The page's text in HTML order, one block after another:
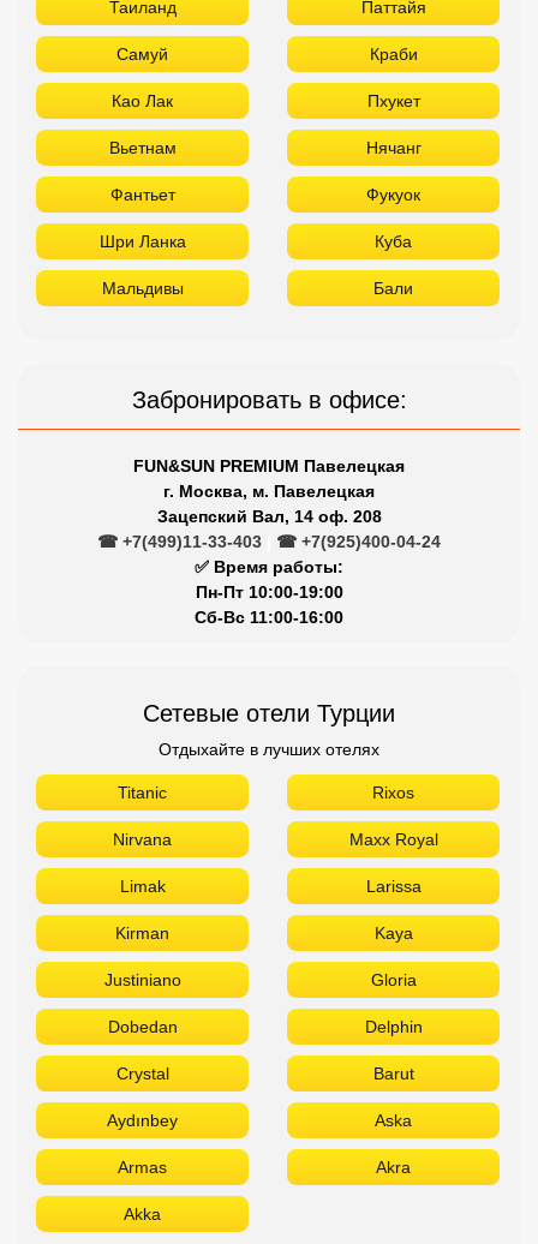
Таиланд Паттайя
Самуй Краби
Као Лак Пхукет
Вьетнам Нячанг
Фантьет Фукуок
Шри Ланка Куба
Мальдивы Бали
Забронировать в офисе:
FUN&SUN PREMIUM Павелецкая
г. Москва, м. Павелецкая
Зацепский Вал, 14 оф. 208
☎ +7(499)11-33-403
☎ +7(925)400-04-24
✅ Время работы:
Пн-Пт 10:00-19:00
Сб-Вс 11:00-16:00
Сетевые отели Турции
Отдыхайте в лучших отелях
Titanic Rixos
Nirvana Maxx Royal
Limak Larissa
Kirman Kaya
Justiniano Gloria
Dobedan Delphin
Crystal Barut
Aydınbey Aska
Armas Akra
Akka